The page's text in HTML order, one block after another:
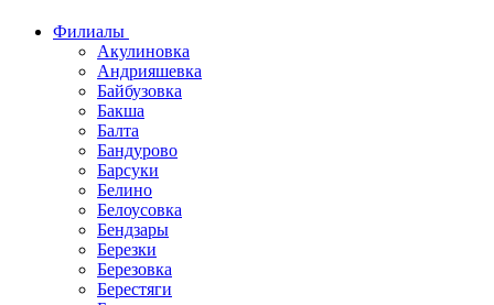
Филиалы
Акулиновка
Андрияшевка
Байбузовка
Бакша
Балта
Бандурово
Барсуки
Белино
Белоусовка
Бендзары
Березки
Березовка
Берестяги